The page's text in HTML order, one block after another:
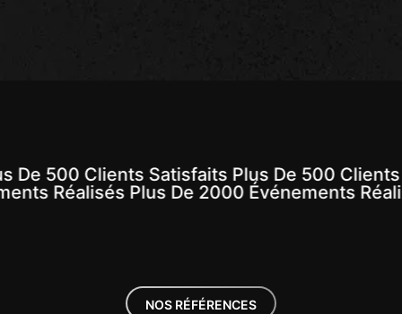
De 500 Clients Satisfaits Plus De 500
Réalisés Plus De 2000 Événements
NOS RÉFÉRENCES